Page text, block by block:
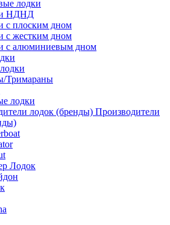
лодки
НДНД
с плоским дном
с жестким дном
с алюминиевым дном
Тримараны
лодки
Производители
Лодок